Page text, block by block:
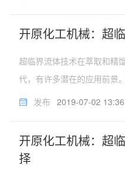
随后流入染色釜内进行织物...
开原化工机械：超
超临界流体技术在萃取和精
代，有许多潜在的应用前景
以在接近室温（35～40℃）
着药用植物的有效成分...
发布 2019-07-02 13:36
开原化工机械：超
择